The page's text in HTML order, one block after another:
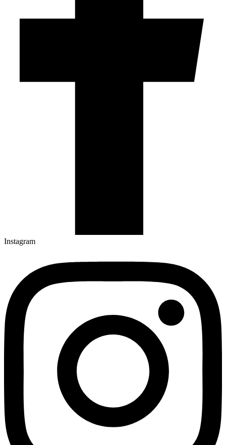
Instagram